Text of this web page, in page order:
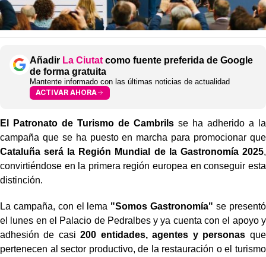
Añadir La Ciutat como fuente preferida de Google
de forma gratuita
Mantente informado con las últimas noticias de actualidad
ACTIVAR AHORA
El Patronato de Turismo de Cambrilsse ha adherido a la
campaña que se ha puesto en marcha para promocionar que
Cataluña será la Región Mundial de la Gastronomía 2025,
convirtiéndose en la primera región europea en conseguir esta
distinción.
La campaña, con el lema "Somos Gastronomía" se presentó
el lunes en el Palacio de Pedralbes y ya cuenta con el apoyo y
adhesión de casi200 entidades, agentes y personas que
pertenecen al sector productivo, de la restauración o el turismo